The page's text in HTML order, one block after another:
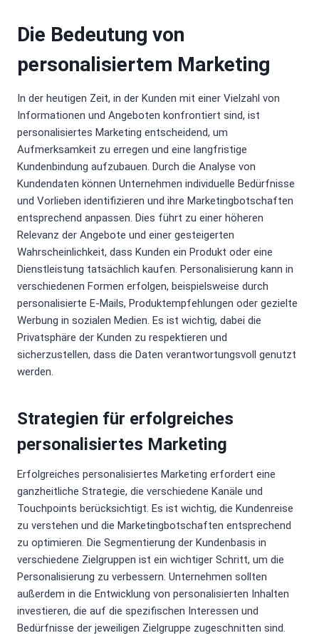
Die Bedeutung von
personalisiertem Marketing
In der heutigen Zeit, in der Kunden mit einer Vielzahl von
Informationen und Angeboten konfrontiert sind, ist
personalisiertes Marketing entscheidend, um
Aufmerksamkeit zu erregen und eine langfristige
Kundenbindung aufzubauen. Durch die Analyse von
Kundendaten können Unternehmen individuelle Bedürfnisse
und Vorlieben identifizieren und ihre Marketingbotschaften
entsprechend anpassen. Dies führt zu einer höheren
Relevanz der Angebote und einer gesteigerten
Wahrscheinlichkeit, dass Kunden ein Produkt oder eine
Dienstleistung tatsächlich kaufen. Personalisierung kann in
verschiedenen Formen erfolgen, beispielsweise durch
personalisierte E-Mails, Produktempfehlungen oder gezielte
Werbung in sozialen Medien. Es ist wichtig, dabei die
Privatsphäre der Kunden zu respektieren und
sicherzustellen, dass die Daten verantwortungsvoll genutzt
werden.
Strategien für erfolgreiches
personalisiertes Marketing
Erfolgreiches personalisiertes Marketing erfordert eine
ganzheitliche Strategie, die verschiedene Kanäle und
Touchpoints berücksichtigt. Es ist wichtig, die Kundenreise
zu verstehen und die Marketingbotschaften entsprechend
zu optimieren. Die Segmentierung der Kundenbasis in
verschiedene Zielgruppen ist ein wichtiger Schritt, um die
Personalisierung zu verbessern. Unternehmen sollten
außerdem in die Entwicklung von personalisierten Inhalten
investieren, die auf die spezifischen Interessen und
Bedürfnisse der jeweiligen Zielgruppe zugeschnitten sind.